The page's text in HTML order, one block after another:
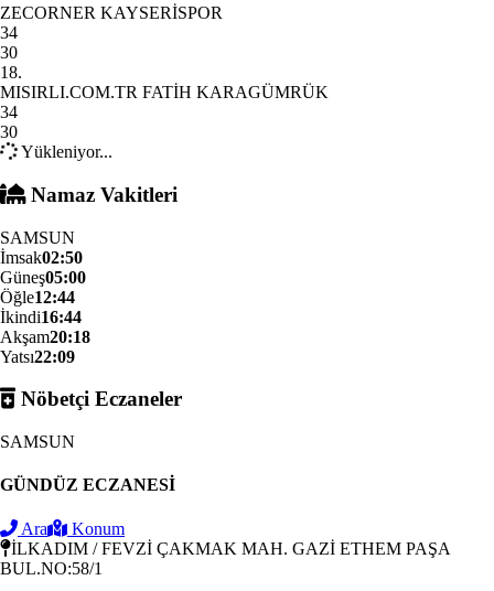
ZECORNER KAYSERİSPOR
34
30
18.
MISIRLI.COM.TR FATİH KARAGÜMRÜK
34
30
Yükleniyor...
Namaz Vakitleri
SAMSUN
İmsak02:50
Güneş05:00
Öğle12:44
İkindi16:44
Akşam20:18
Yatsı22:09
Nöbetçi Eczaneler
SAMSUN
GÜNDÜZ ECZANESİ
Ara
Konum
İLKADIM / FEVZİ ÇAKMAK MAH. GAZİ ETHEM PAŞA
BUL.NO:58/1